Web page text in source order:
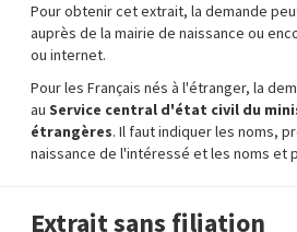
Pour obtenir cet extrait, la demande
auprès de la mairie de naissance ou
ou internet.
Pour les Français nés à l'étranger, la
au Service central d'état civil du
étrangères. Il faut indiquer les noms,
naissance de l'intéressé et les noms et
Extrait sans filiation